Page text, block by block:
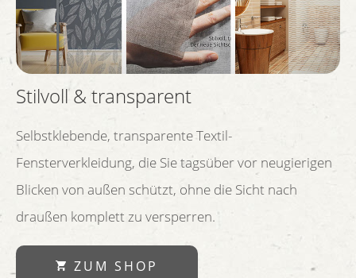
Stilvoll & transparent
Selbstklebende, transparente Textil-
Fensterverkleidung, die Sie tagsüber vor neugierigen
Blicken von außen schützt, ohne die Sicht nach
draußen komplett zu versperren.
ZUM SHOP